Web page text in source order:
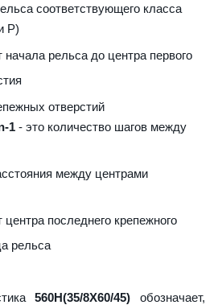
соответствующего класса
Р)
начала рельса до центра первого
отверстий
1 - это количество шагов между
между центрами
центра последнего крепежного
рельса
560H(35/8X60/45) обозначает,